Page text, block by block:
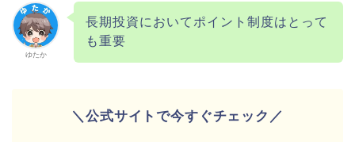
ゆたか
長期投資においてポイント制度はとって
も重要
＼公式サイトで今すぐチェック／